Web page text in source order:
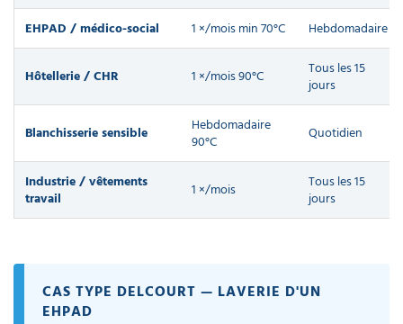
EHPAD / médico-social
1 ×/mois min 70°C Hebdomadaire
Hôtellerie / CHR 1 ×/mois 90°C
Tous les 15
jours
Blanchisserie sensible
Hebdomadaire
90°C
Quotidien
Industrie / vêtements
travail
1 ×/mois
Tous les 15
jours
CAS TYPE DELCOURT — LAVERIE D'UN
EHPAD